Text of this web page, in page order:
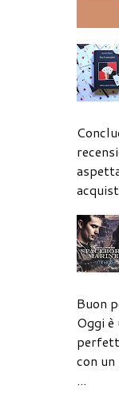
Buon
Oggi
con
...